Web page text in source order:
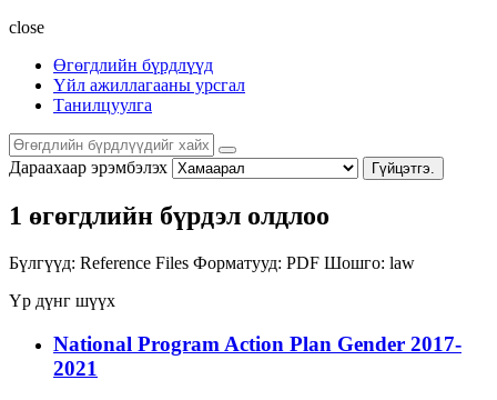
close
Өгөгдлийн бүрдлүүд
Үйл ажиллагааны урсгал
Танилцуулга
Дараахаар эрэмбэлэх Гүйцэтгэ.
1 өгөгдлийн бүрдэл олдлоо
Бүлгүүд: Reference Files Форматууд: PDF Шошго: law
Үр дүнг шүүх
National Program Action Plan Gender 2017-
2021